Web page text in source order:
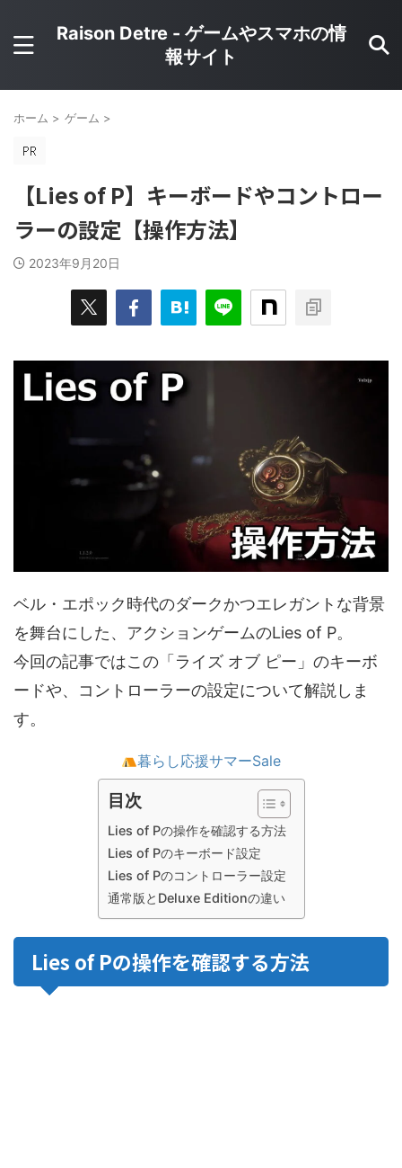
Raison Detre - ゲームやスマホの情
報サイト
ホーム > ゲーム >
【Lies of P】キーボードやコントロー
ラーの設定【操作方法】
2023年9月20日
ベル・エポック時代のダークかつエレガントな背景
を舞台にした、アクションゲームのLies of P。
今回の記事ではこの「ライズ オブ ピー」のキーボ
ードや、コントローラーの設定について解説しま
す。
暮らし応援サマーSale
目次
Lies of Pの操作を確認する方法
Lies of Pのキーボード設定
Lies of Pのコントローラー設定
通常版とDeluxe Editionの違い
Lies of Pの操作を確認する方法